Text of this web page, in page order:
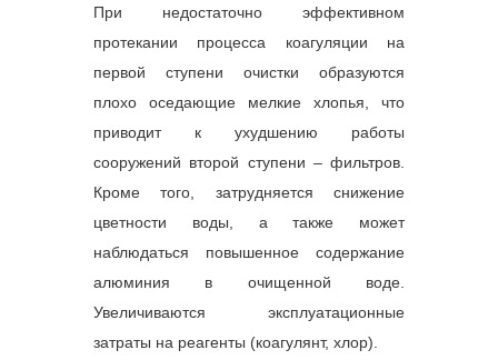
При недостаточно эффективном
протекании процесса коагуляции на
первой ступени очистки образуются
плохо оседающие мелкие хлопья, что
приводит к ухудшению работы
сооружений второй ступени – фильтров.
Кроме того, затрудняется снижение
цветности воды, а также может
наблюдаться повышенное содержание
алюминия в очищенной воде.
Увеличиваются эксплуатационные
затраты на реагенты (коагулянт, хлор).